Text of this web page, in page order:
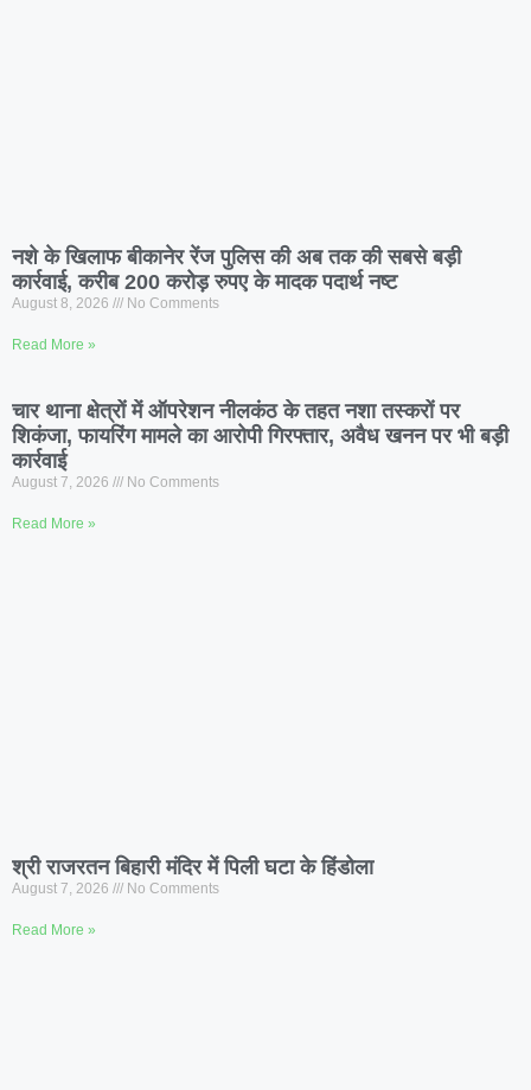
नशे के खिलाफ बीकानेर रेंज पुलिस की अब तक की सबसे बड़ी
कार्रवाई, करीब 200 करोड़ रुपए के मादक पदार्थ नष्ट
August 8, 2026 No Comments
Read More »
चार थाना क्षेत्रों में ऑपरेशन नीलकंठ के तहत नशा तस्करों पर
शिकंजा, फायरिंग मामले का आरोपी गिरफ्तार, अवैध खनन पर भी बड़ी
कार्रवाई
August 7, 2026 No Comments
Read More »
श्री राजरतन बिहारी मंदिर में पिली घटा के हिंडोला
August 7, 2026 No Comments
Read More »